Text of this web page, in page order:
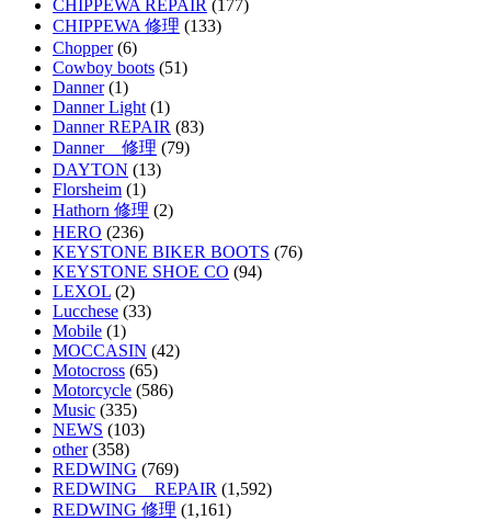
CHIPPEWA REPAIR (177)
CHIPPEWA 修理 (133)
Chopper(6)
Cowboy boots (51)
Danner(1)
Danner Light (1)
Danner REPAIR (83)
Danner 修理 (79)
DAYTON (13)
Florsheim (1)
Hathorn 修理 (2)
HERO (236)
KEYSTONE BIKER BOOTS (76)
KEYSTONE SHOE CO (94)
LEXOL (2)
Lucchese (33)
Mobile (1)
MOCCASIN (42)
Motocross (65)
Motorcycle (586)
Music (335)
NEWS (103)
other(358)
REDWING (769)
REDWING REPAIR (1,592)
REDWING 修理 (1,161)